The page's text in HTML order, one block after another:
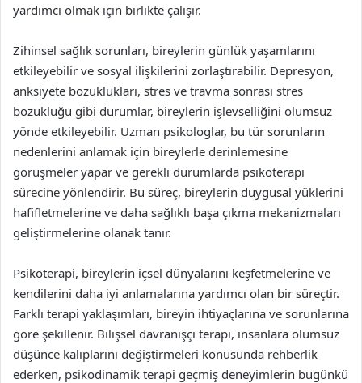
yardımcı olmak için birlikte çalışır.
Zihinsel sağlık sorunları, bireylerin günlük yaşamlarını
etkileyebilir ve sosyal ilişkilerini zorlaştırabilir. Depresyon,
anksiyete bozuklukları, stres ve travma sonrası stres
bozukluğu gibi durumlar, bireylerin işlevselliğini olumsuz
yönde etkileyebilir. Uzman psikologlar, bu tür sorunların
nedenlerini anlamak için bireylerle derinlemesine
görüşmeler yapar ve gerekli durumlarda psikoterapi
sürecine yönlendirir. Bu süreç, bireylerin duygusal yüklerini
hafifletmelerine ve daha sağlıklı başa çıkma mekanizmaları
geliştirmelerine olanak tanır.
Psikoterapi, bireylerin içsel dünyalarını keşfetmelerine ve
kendilerini daha iyi anlamalarına yardımcı olan bir süreçtir.
Farklı terapi yaklaşımları, bireyin ihtiyaçlarına ve sorunlarına
göre şekillenir. Bilişsel davranışçı terapi, insanlara olumsuz
düşünce kalıplarını değiştirmeleri konusunda rehberlik
ederken, psikodinamik terapi geçmiş deneyimlerin bugünkü